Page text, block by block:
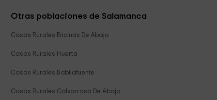
Otras poblaciones de Salamanca
Casas Rurales Encinas De Abajo
Casas Rurales Huerta
Casas Rurales Babilafuente
Casas Rurales Calvarrasa De Abajo